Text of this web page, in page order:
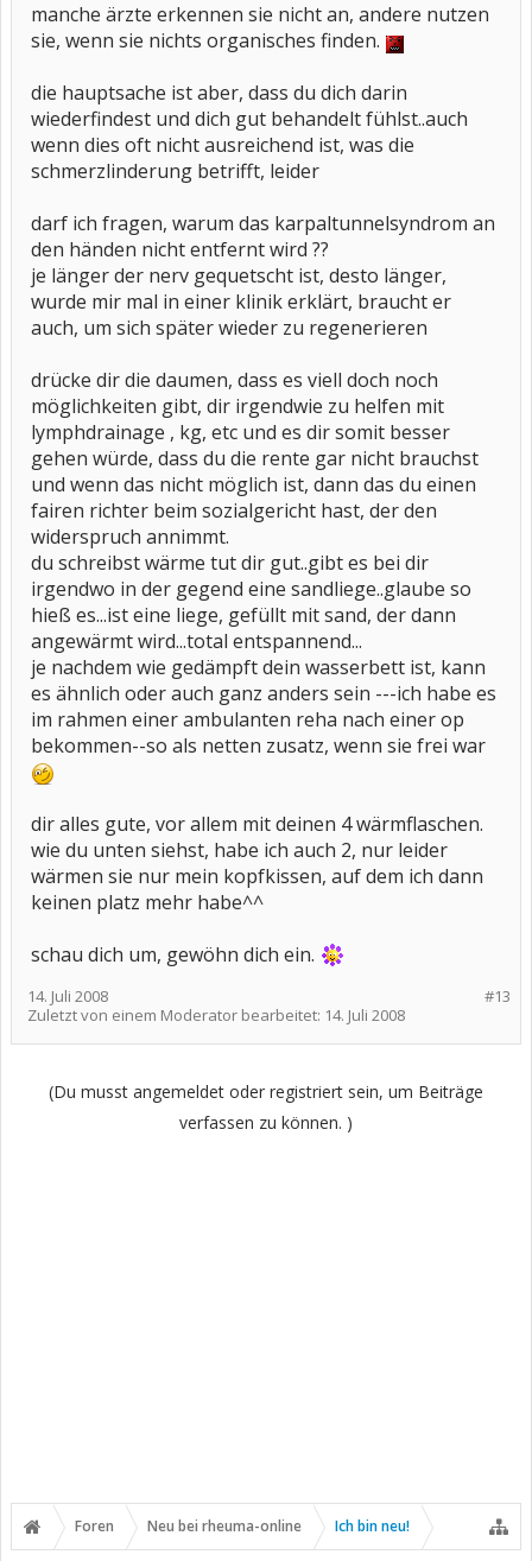
manche ärzte erkennen sie nicht an, andere nutzen
sie, wenn sie nichts organisches finden.
die hauptsache ist aber, dass du dich darin
wiederfindest und dich gut behandelt fühlst..auch
wenn dies oft nicht ausreichend ist, was die
schmerzlinderung betrifft, leider
darf ich fragen, warum das karpaltunnelsyndrom an
den händen nicht entfernt wird ??
je länger der nerv gequetscht ist, desto länger,
wurde mir mal in einer klinik erklärt, braucht er
auch, um sich später wieder zu regenerieren
drücke dir die daumen, dass es viell doch noch
möglichkeiten gibt, dir irgendwie zu helfen mit
lymphdrainage , kg, etc und es dir somit besser
gehen würde, dass du die rente gar nicht brauchst
und wenn das nicht möglich ist, dann das du einen
fairen richter beim sozialgericht hast, der den
widerspruch annimmt.
du schreibst wärme tut dir gut..gibt es bei dir
irgendwo in der gegend eine sandliege..glaube so
hieß es...ist eine liege, gefüllt mit sand, der dann
angewärmt wird...total entspannend...
je nachdem wie gedämpft dein wasserbett ist, kann
es ähnlich oder auch ganz anders sein ---ich habe es
im rahmen einer ambulanten reha nach einer op
bekommen--so als netten zusatz, wenn sie frei war
dir alles gute, vor allem mit deinen 4 wärmflaschen.
wie du unten siehst, habe ich auch 2, nur leider
wärmen sie nur mein kopfkissen, auf dem ich dann
keinen platz mehr habe^^
schau dich um, gewöhn dich ein.
#13
14. Juli 2008
Zuletzt von einem Moderator bearbeitet: 14. Juli 2008
(Du musst angemeldet oder registriert sein, um Beiträge
verfassen zu können. )
Foren Neu bei rheuma-online Ich bin neu!